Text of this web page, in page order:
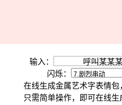
输入：
闪烁：
在线生成金属艺术字表情包
只需简单操作，即可在线生